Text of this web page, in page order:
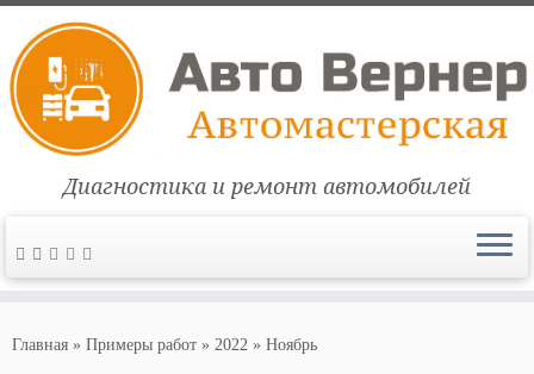
Диагностика и ремонт автомобилей
Главная » Примеры работ » 2022 » Ноябрь